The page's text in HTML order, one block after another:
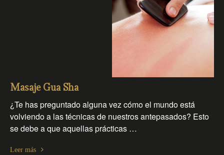
Masaje Gua Sha
¿Te has preguntado alguna vez cómo el mundo está
volviendo a las técnicas de nuestros antepasados? Esto
se debe a que aquellas prácticas …
Leer más